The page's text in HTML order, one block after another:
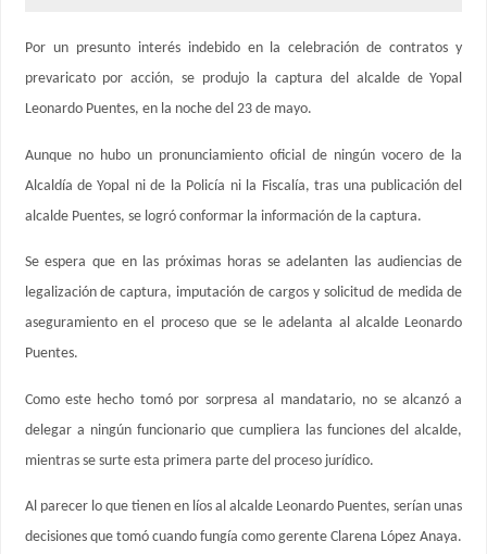
Por un presunto interés indebido en la celebración de contratos y
prevaricato por acción, se produjo la captura del alcalde de Yopal
Leonardo Puentes, en la noche del 23 de mayo.
Aunque no hubo un pronunciamiento oficial de ningún vocero de la
Alcaldía de Yopal ni de la Policía ni la Fiscalía, tras una publicación del
alcalde Puentes, se logró conformar la información de la captura.
Se espera que en las próximas horas se adelanten las audiencias de
legalización de captura, imputación de cargos y solicitud de medida de
aseguramiento en el proceso que se le adelanta al alcalde Leonardo
Puentes.
Como este hecho tomó por sorpresa al mandatario, no se alcanzó a
delegar a ningún funcionario que cumpliera las funciones del alcalde,
mientras se surte esta primera parte del proceso jurídico.
Al parecer lo que tienen en líos al alcalde Leonardo Puentes, serían unas
decisiones que tomó cuando fungía como gerente Clarena López Anaya.